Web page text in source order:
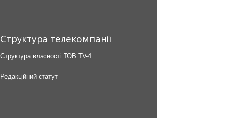
Структура телекомпанії
Структура власності ТОВ TV-4
Редакційний статут